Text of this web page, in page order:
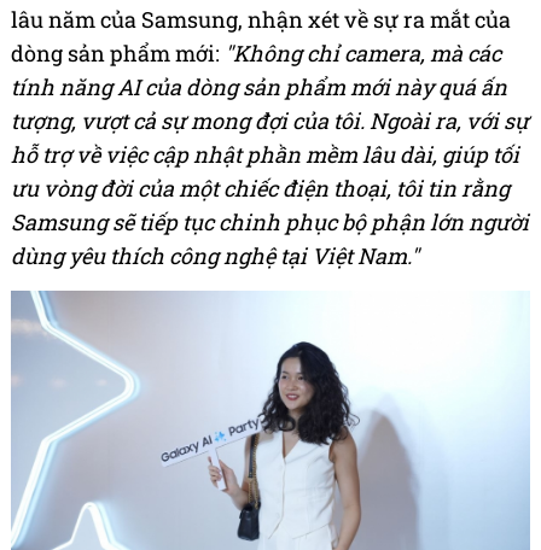
lâu năm của Samsung, nhận xét về sự ra mắt của
dòng sản phẩm mới: "Không chỉ camera, mà các
tính năng AI của dòng sản phẩm mới này quá ấn
tượng, vượt cả sự mong đợi của tôi. Ngoài ra, với sự
hỗ trợ về việc cập nhật phần mềm lâu dài, giúp tối
ưu vòng đời của một chiếc điện thoại, tôi tin rằng
Samsung sẽ tiếp tục chinh phục bộ phận lớn người
dùng yêu thích công nghệ tại Việt Nam."